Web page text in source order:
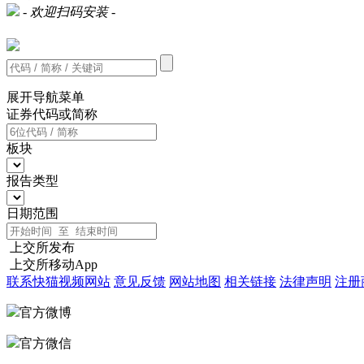
- 欢迎扫码安装 -
展开导航菜单
证券代码或简称
板块
报告类型
日期范围
上交所发布
上交所移动App
联系快猫视频网站 意见反馈 网站地图 相关链接 法律声明 注册
官方微博
官方微信